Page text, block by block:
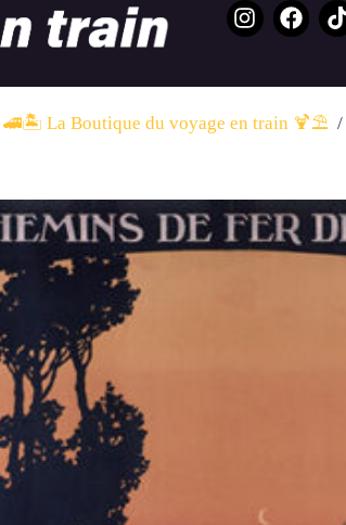
🚄🏝️ La Boutique du voyage en train 🍹⛱️ ​ /